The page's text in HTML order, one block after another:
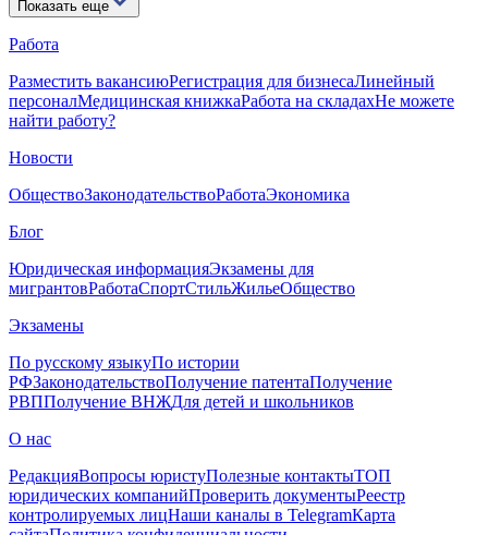
Показать еще
Работа
Разместить вакансиюРегистрация для бизнесаЛинейный
персоналМедицинская книжкаРабота на складахНе можете
найти работу?
Новости
ОбществоЗаконодательствоРаботаЭкономика
Блог
Юридическая информацияЭкзамены для
мигрантовРаботаСпортСтильЖильеОбщество
Экзамены
По русскому языкуПо истории
РФЗаконодательствоПолучение патентаПолучение
РВППолучение ВНЖДля детей и школьников
О нас
РедакцияВопросы юристуПолезные контактыТОП
юридических компанийПроверить документыРеестр
контролируемых лицНаши каналы в TelegramКарта